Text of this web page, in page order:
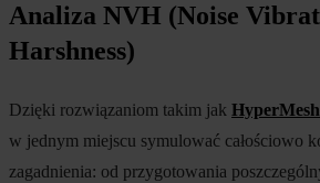
Analiza NVH (Noise
Harshness)
Dzięki rozwiązaniom takim jak
w jednym miejscu symulować całościowo
zagadnienia: od przygotowania